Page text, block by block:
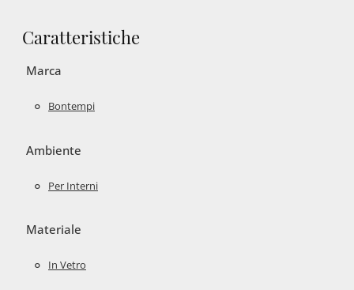
Caratteristiche
Marca
Bontempi
Ambiente
Per Interni
Materiale
In Vetro